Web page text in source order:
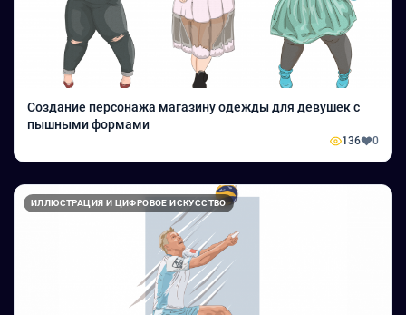
Создание персонажа магазину одежды для девушек с
пышными формами
136 0
ИЛЛЮСТРАЦИЯ И ЦИФРОВОЕ ИСКУССТВО